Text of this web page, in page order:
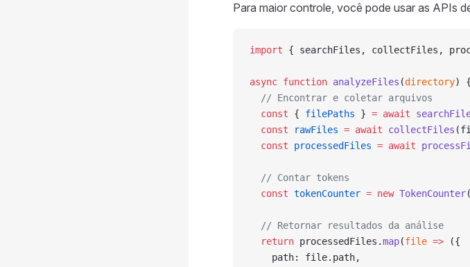
Para maior controle, você pode usar as APIs
import { searchFiles, collectFiles,
async function analyzeFiles (directory) {
  // Encontrar e coletar arquivos
  const
{ filePaths } = await
  const
rawFiles = await collectFiles
  const
processedFiles = await
  // Contar tokens
  const
tokenCounter = new TokenCounter(
  // Retornar resultados da análise
  return
processedFiles.map(file => ({
    path: file.path,